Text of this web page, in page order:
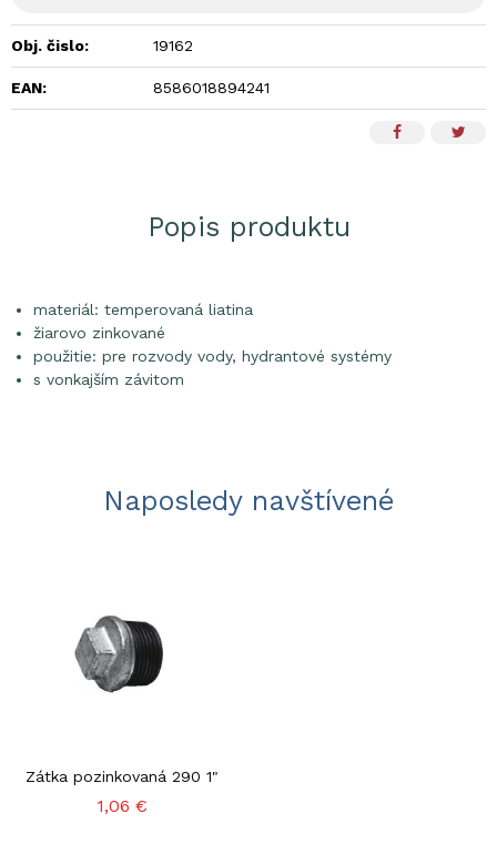
Obj. čislo: 19162
EAN: 8586018894241
Popis produktu
materiál: temperovaná liatina
žiarovo zinkované
použitie: pre rozvody vody, hydrantové systémy
s vonkajším závitom
Naposledy navštívené
Zátka pozinkovaná 290 1"
1,06 €